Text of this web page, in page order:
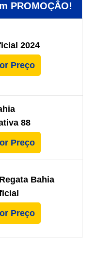
PROMOÇÂO!
2024
Preço
88
Preço
Bahia
Preço